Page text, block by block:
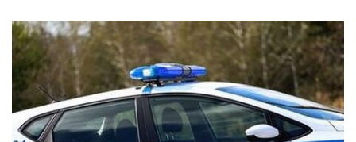
Коментарите
под
статиите
въвеждат
читателите